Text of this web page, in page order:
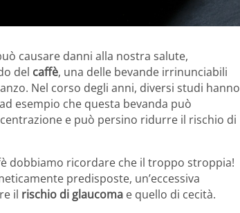
causare danni alla nostra salute,
del caffè, una delle bevande irrinunciabili
Nel corso degli anni, diversi studi hanno
esempio che questa bevanda può
e può persino ridurre il rischio di
dobbiamo ricordare che il troppo stroppia!
predisposte, un’eccessiva
il rischio di glaucoma e quello di cecità.